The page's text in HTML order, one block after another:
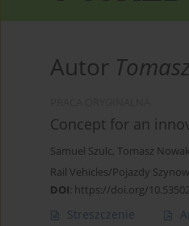
Autor
Concept for an
Samuel Szulc, Tomasz
Rail Vehicles/Pojazdy
DOI: https://doi.org/
Streszczenie